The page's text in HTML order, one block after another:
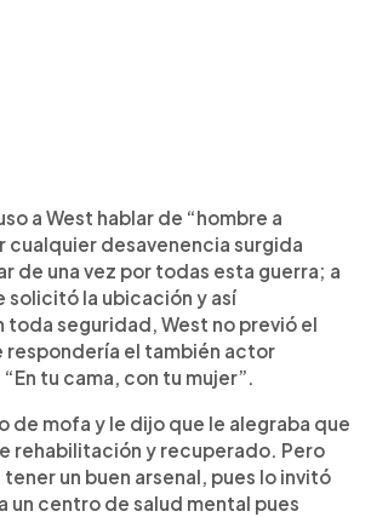
a West hablar de “hombre a
cualquier desavenencia surgida
de una vez por todas esta guerra; a
solicitó la ubicación y así
toda seguridad, West no previó el
respondería el también actor
tu cama, con tu mujer”.
de mofa y le dijo que le alegraba que
rehabilitación y recuperado. Pero
un buen arsenal, pues lo invitó
un centro de salud mental pues